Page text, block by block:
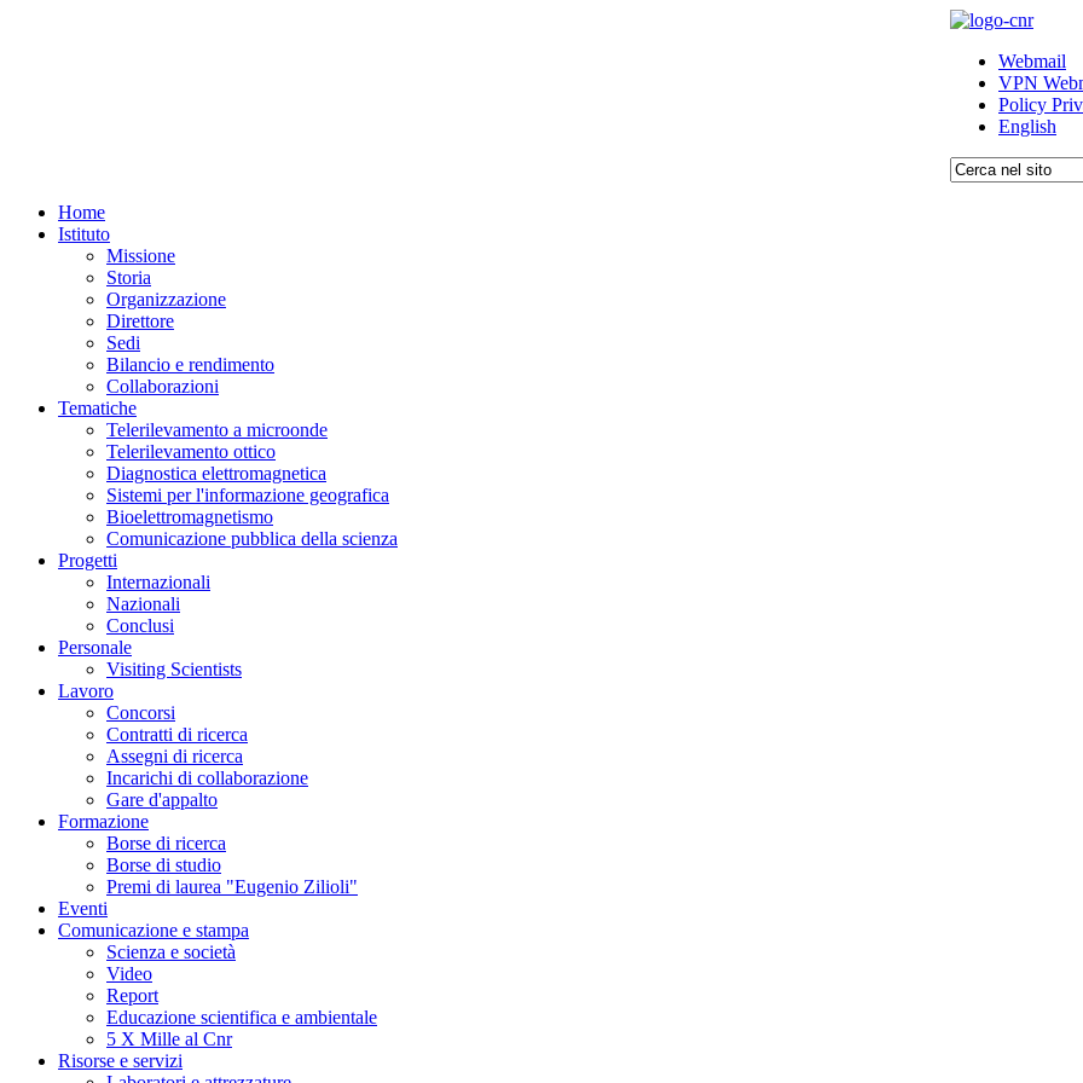
Webmail
VPN
Policy
English
Home
Istituto
Missione
Storia
Organizzazione
Direttore
Sedi
Bilancio e rendimento
Collaborazioni
Tematiche
Telerilevamento a microonde
Telerilevamento ottico
Diagnostica elettromagnetica
Sistemi per l'informazione geografica
Bioelettromagnetismo
Comunicazione pubblica della scienza
Progetti
Internazionali
Nazionali
Conclusi
Personale
Visiting Scientists
Lavoro
Concorsi
Contratti di ricerca
Assegni di ricerca
Incarichi di collaborazione
Gare d'appalto
Formazione
Borse di ricerca
Borse di studio
Premi di laurea "Eugenio Zilioli"
Eventi
Comunicazione e stampa
Scienza e società
Video
Report
Educazione scientifica e ambientale
5 X Mille al Cnr
Risorse e servizi